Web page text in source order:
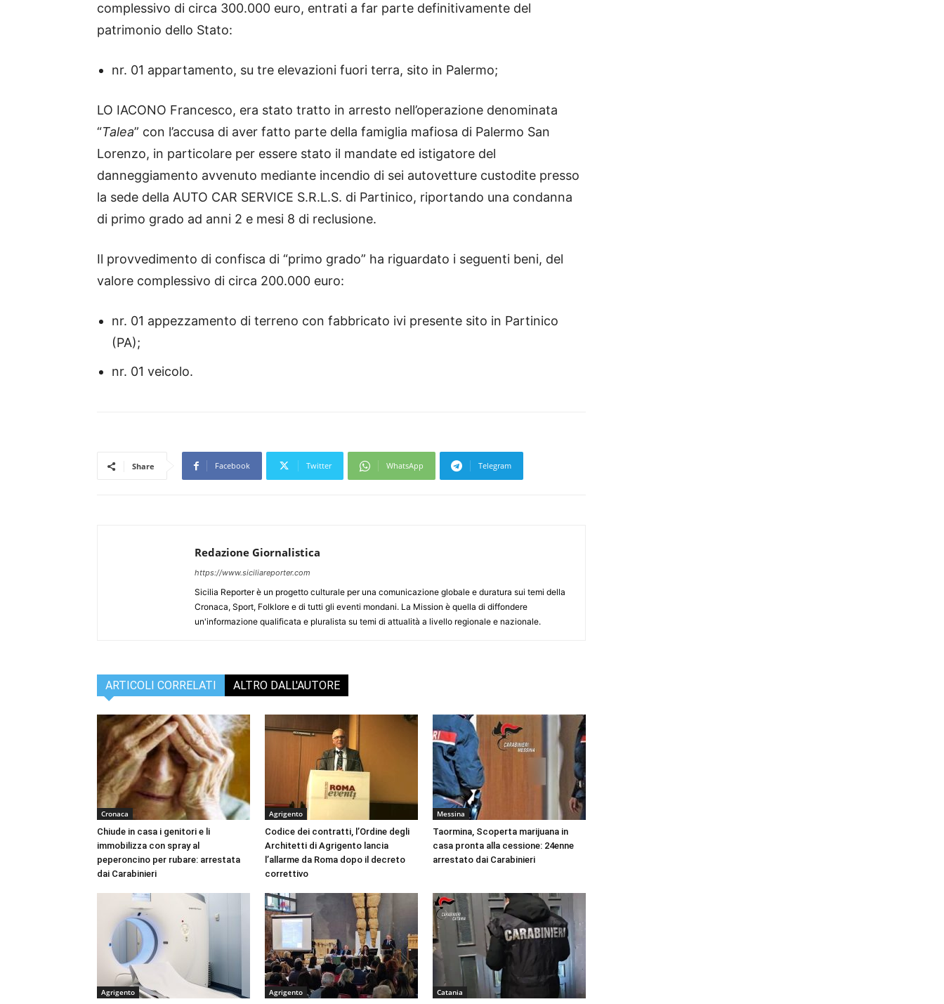
complessivo di circa 300.000 euro, entrati a far parte definitivamente del
patrimonio dello Stato:
nr. 01 appartamento, su tre elevazioni fuori terra, sito in Palermo;
LO IACONO Francesco, era stato tratto in arresto nell’operazione denominata
“Talea” con l’accusa di aver fatto parte della famiglia mafiosa di Palermo San
Lorenzo, in particolare per essere stato il mandate ed istigatore del
danneggiamento avvenuto mediante incendio di sei autovetture custodite presso
la sede della AUTO CAR SERVICE S.R.L.S. di Partinico, riportando una condanna
di primo grado ad anni 2 e mesi 8 di reclusione.
Il provvedimento di confisca di “primo grado” ha riguardato i seguenti beni, del
valore complessivo di circa 200.000 euro:
nr. 01 appezzamento di terreno con fabbricato ivi presente sito in Partinico
(PA);
nr. 01 veicolo.
Share Facebook Twitter WhatsApp Telegram
Redazione Giornalistica
https://www.siciliareporter.com
Sicilia Reporter è un progetto culturale per una comunicazione globale e duratura sui temi della
Cronaca, Sport, Folklore e di tutti gli eventi mondani. La Mission è quella di diffondere
un'informazione qualificata e pluralista su temi di attualità a livello regionale e nazionale.
ARTICOLI CORRELATI ALTRO DALL'AUTORE
Cronaca
Chiude in casa i genitori e li
immobilizza con spray al
peperoncino per rubare: arrestata
dai Carabinieri
Agrigento
Codice dei contratti, l’Ordine degli
Architetti di Agrigento lancia
l’allarme da Roma dopo il decreto
correttivo
Messina
Taormina, Scoperta marijuana in
casa pronta alla cessione: 24enne
arrestato dai Carabinieri
Agrigento Agrigento Catania